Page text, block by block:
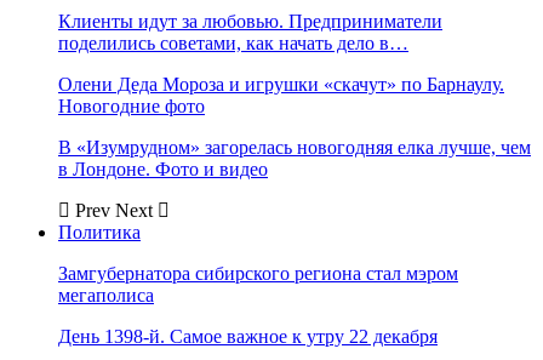
Клиенты идут за любовью. Предприниматели
поделились советами, как начать дело в…
Олени Деда Мороза и игрушки «скачут» по Барнаулу.
Новогодние фото
В «Изумрудном» загорелась новогодняя елка лучше, чем
в Лондоне. Фото и видео
Prev Next
Политика
Замгубернатора сибирского региона стал мэром
мегаполиса
День 1398-й. Самое важное к утру 22 декабря